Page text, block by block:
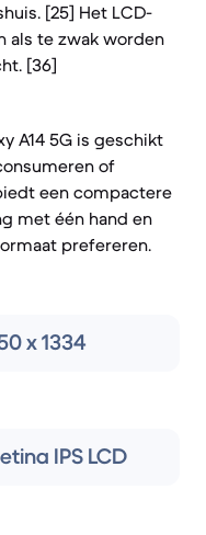
[25] Het LCD-
als te zwak worden
[36]
A14 5G is geschikt
of
een compactere
met één hand en
prefereren.
x 1334
IPS LCD